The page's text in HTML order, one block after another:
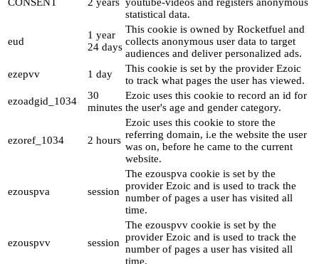
statistical data.
eud
1 year
24 days
This cookie is owned by Rocketfuel and
collects anonymous user data to target
audiences and deliver personalized ads.
ezepvv
1 day
This cookie is set by the provider Ezoic
to track what pages the user has viewed.
ezoadgid_1034
30
minutes
Ezoic uses this cookie to record an id for
the user's age and gender category.
ezoref_1034 2 hours
Ezoic uses this cookie to store the
referring domain, i.e the website the user
was on, before he came to the current
website.
ezouspva session
The ezouspva cookie is set by the
provider Ezoic and is used to track the
number of pages a user has visited all
time.
ezouspvv session
The ezouspvv cookie is set by the
provider Ezoic and is used to track the
number of pages a user has visited all
time.